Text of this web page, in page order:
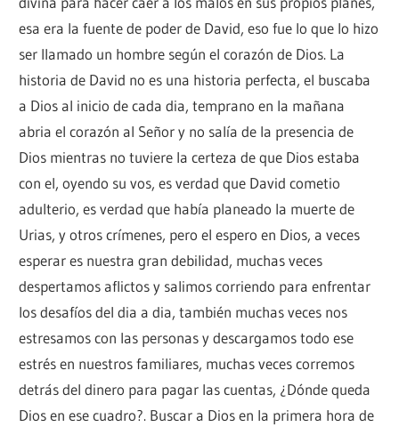
esa era la fuente de poder de David, eso fue lo que lo hizo
ser llamado un hombre según el corazón de Dios. La
historia de David no es una historia perfecta, el buscaba
a Dios al inicio de cada dia, temprano en la mañana
abria el corazón al Señor y no salía de la presencia de
Dios mientras no tuviere la certeza de que Dios estaba
con el, oyendo su vos, es verdad que David cometio
adulterio, es verdad que había planeado la muerte de
Urias, y otros crímenes, pero el espero en Dios, a veces
esperar es nuestra gran debilidad, muchas veces
despertamos aflictos y salimos corriendo para enfrentar
los desafíos del dia a dia, también muchas veces nos
estresamos con las personas y descargamos todo ese
estrés en nuestros familiares, muchas veces corremos
detrás del dinero para pagar las cuentas, ¿Dónde queda
Dios en ese cuadro?. Buscar a Dios en la primera hora de